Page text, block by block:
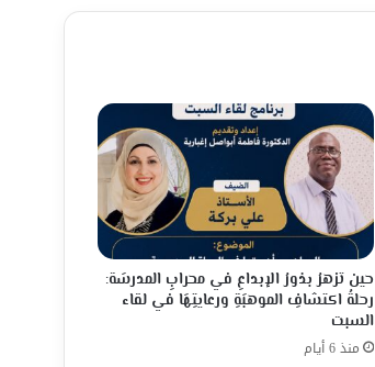
حين تزهرُ بذورُ الإبداعِ في محرابِ المدرسَة:
رحلةُ اكتشافِ الموهبَةِ ورعايتِهَا في لقاء
السبت
منذ 6 أيام